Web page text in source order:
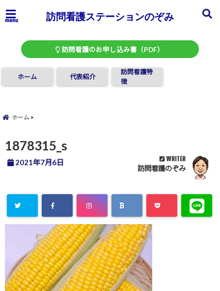
menu 訪問看護ステーションのぞみ
訪問看護のお申し込み書（PDF）
ホーム 代表紹介
訪問看護特
徴
ホーム
1878315_s
2021年7月6日 WRITER
訪問看護のぞみ